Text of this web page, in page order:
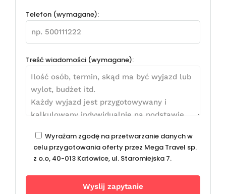
Telefon (wymagane):
Treść wiadomości (wymagane):
Wyrażam zgodę na przetwarzanie danych w
celu przygotowania oferty przez Mega Travel sp.
z o.o, 40-013 Katowice, ul. Staromiejska 7.